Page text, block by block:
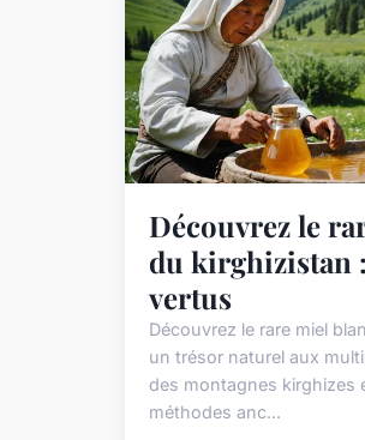
Découvrez le
du kirghizistan
vertus
Découvrez le rare miel
un trésor naturel aux
des montagnes kirghizes
méthodes anc...